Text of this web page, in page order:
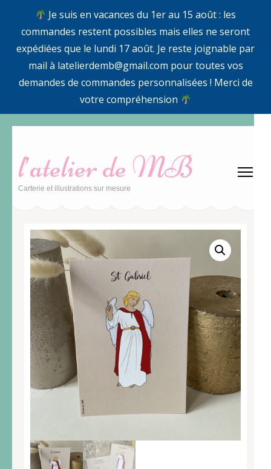
Je suis en vacances du 1er au 15 août : les
commandes restent possibles mais elles ne seront
expédiées que le lundi 17 août. Je reste joignable par
mail à latelierdemb@gmail.com pour toutes vos
demandes de commandes personnalisées ! Merci de
votre compréhension
contenu
(Pressez
l’atelier de MB
Carterie et illustrations sur mesure